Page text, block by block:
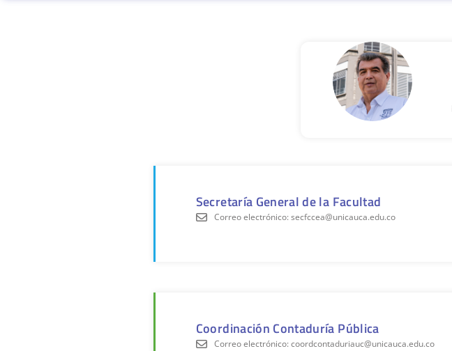
Secretaría General de la Facultad
Correo electrónico: secfccea@unicauca.edu.co
Coordinación Contaduría Pública
Correo electrónico: coordcontaduriauc@unicauca.edu.co